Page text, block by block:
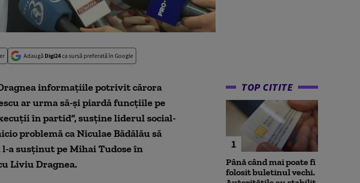
Adaugă Digi24ca sursă preferată în Google
informaţiile potrivit cărora
ar urma să-şi piardă funcţiile pe
în partid”, susţine liderul social-
problemă ca Niculae Bădălău să
a susţinut pe Mihai Tudose în
Liviu Dragnea.
TOP CITITE
1
Până când mai poate fi
folosit buletinul vechi.